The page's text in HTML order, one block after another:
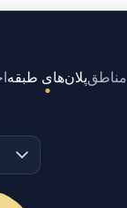
پلان‌های طبقهمناطق